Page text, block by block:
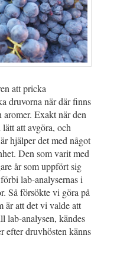
att pricka
druvorna när där finns
aromer. Exakt när den
att avgöra, och
hjälper det med något
Den som varit med
år som uppfört sig
lab-analysernas i
Så försökte vi göra på
är att det vi valde att
lab-analysen, kändes
efter druvhösten känns